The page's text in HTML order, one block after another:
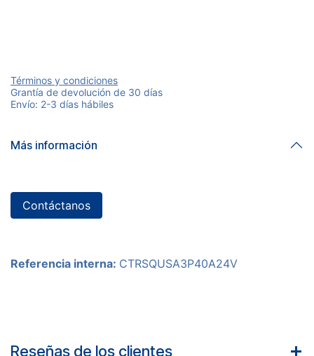
Términos y condiciones
Grantía de devolución de 30 días
Envío: 2-3 días hábiles
Más información
Contáctanos
Referencia interna: CTRSQUSA3P40A24V
Reseñas de los clientes